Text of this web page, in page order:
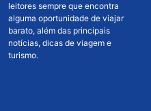
leitores sempre que encontra
alguma oportunidade de viajar
barato, além das principais
notícias, dicas de viagem e
turismo.